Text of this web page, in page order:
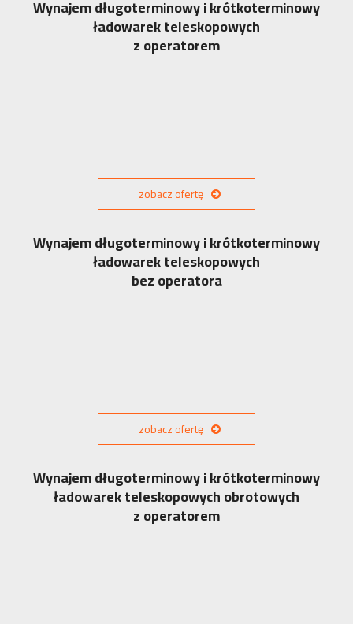
Wynajem długoterminowy i krótkoterminowy
ładowarek teleskopowych
z operatorem
zobacz ofertę
Wynajem długoterminowy i krótkoterminowy
ładowarek teleskopowych
bez operatora
zobacz ofertę
Wynajem długoterminowy i krótkoterminowy
ładowarek teleskopowych obrotowych
z operatorem